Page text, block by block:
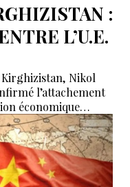
:
L’U.E.
Kirghizistan, Nikol
l’attachement
économique
son rapprochement
européennes,
dont les
en plus difficiles à